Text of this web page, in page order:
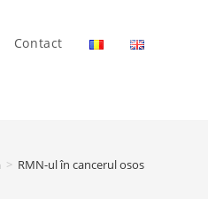
Contact
> RMN-ul în cancerul osos